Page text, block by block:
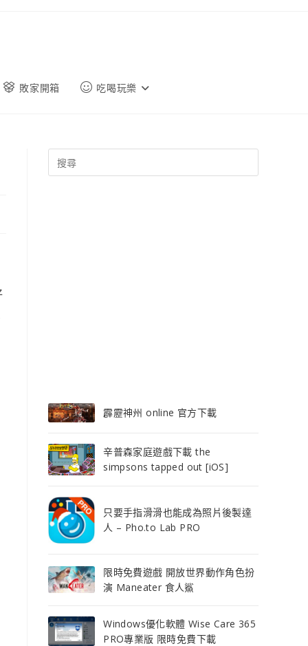
敗家開箱 吃喝玩樂
霹靂神州 online 官方下載
辛普森家庭遊戲下載 the
simpsons tapped out [iOS]
只要手指滑滑也能成為照片後製達
人 – Pho.to Lab PRO
限時免費遊戲 開放世界動作角色扮
演 Maneater 食人鯊
Windows優化軟體 Wise Care 365
PRO專業版 限時免費下載